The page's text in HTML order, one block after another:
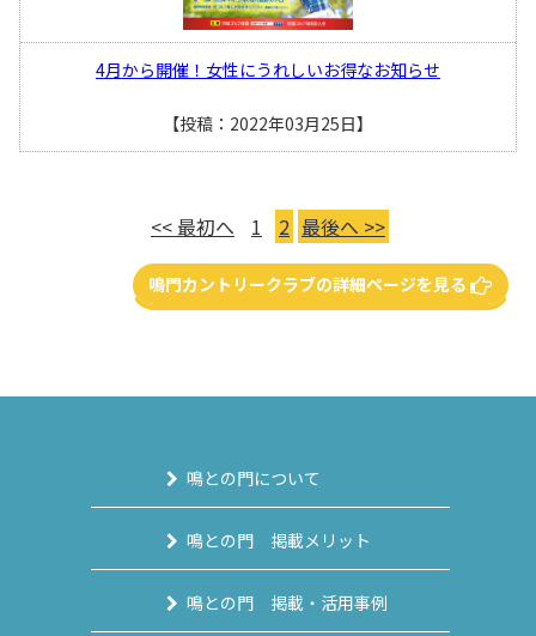
4月から開催！女性にうれしいお得なお知らせ
【投稿：2022年03月25日】
<< 最初へ 1 2 最後へ >>
鳴門カントリークラブの詳細ページを見る
鳴との門について
鳴との門 掲載メリット
鳴との門 掲載・活用事例